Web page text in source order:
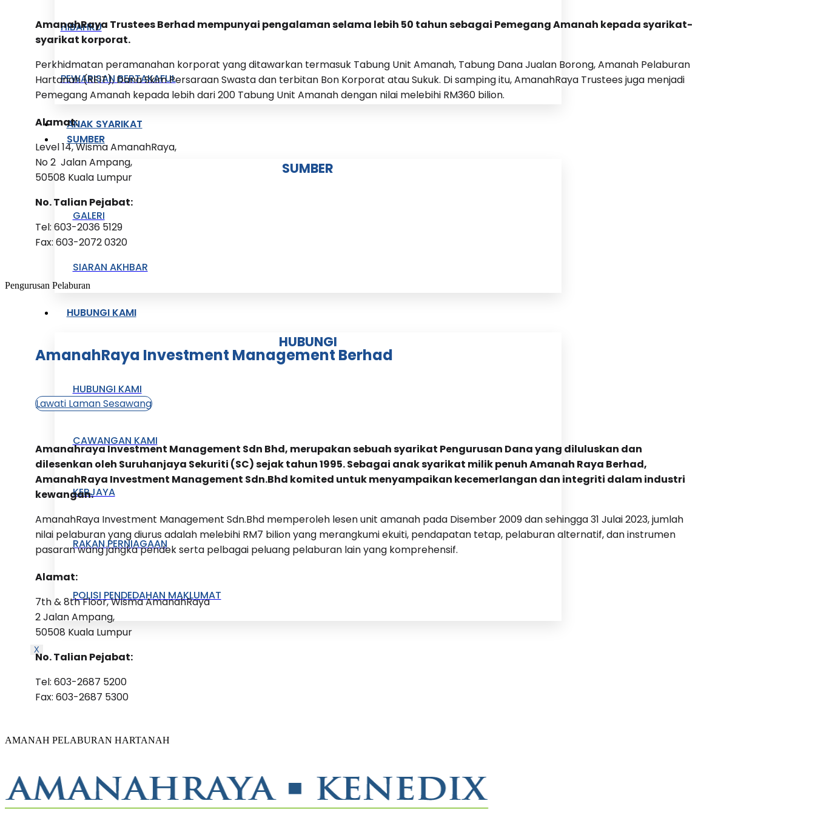
HIBAHKU
PEWARISAN BERTAKAFUL
ANAK SYARIKAT
SUMBER
SUMBER
GALERI
SIARAN AKHBAR
HUBUNGI KAMI
HUBUNGI
HUBUNGI KAMI
CAWANGAN KAMI
KERJAYA
RAKAN PERNIAGAAN
POLISI PENDEDAHAN MAKLUMAT
X
AmanahRaya Trustees Berhad mempunyai pengalaman selama lebih 50 tahun sebagai Pemegang Amanah kepada syarikat-
syarikat korporat.
Perkhidmatan peramanahan korporat yang ditawarkan termasuk Tabung Unit Amanah, Tabung Dana Jualan Borong, Amanah Pelaburan
Hartanah (REIT), Dana Skim Persaraan Swasta dan terbitan Bon Korporat atau Sukuk. Di samping itu, AmanahRaya Trustees juga menjadi
Pemegang Amanah kepada lebih dari 200 Tabung Unit Amanah dengan nilai melebihi RM360 bilion.
Alamat:
Level 14, Wisma AmanahRaya,
No 2 Jalan Ampang,
50508 Kuala Lumpur
No. Talian Pejabat:
Tel: 603-2036 5129
Fax: 603-2072 0320
Pengurusan Pelaburan
AmanahRaya Investment Management Berhad
Lawati Laman Sesawang
Amanahraya Investment Management Sdn Bhd, merupakan sebuah syarikat Pengurusan Dana yang diluluskan dan
dilesenkan oleh Suruhanjaya Sekuriti (SC) sejak tahun 1995. Sebagai anak syarikat milik penuh Amanah Raya Berhad,
AmanahRaya Investment Management Sdn.Bhd komited untuk menyampaikan kecemerlangan dan integriti dalam industri
kewangan.
AmanahRaya Investment Management Sdn.Bhd memperoleh lesen unit amanah pada Disember 2009 dan sehingga 31 Julai 2023, jumlah
nilai pelaburan yang diurus adalah melebihi RM7 bilion yang merangkumi ekuiti, pendapatan tetap, pelaburan alternatif, dan instrumen
pasaran wang jangka pendek serta pelbagai peluang pelaburan lain yang komprehensif.
Alamat:
7th & 8th Floor, Wisma AmanahRaya
2 Jalan Ampang,
50508 Kuala Lumpur
No. Talian Pejabat:
Tel: 603-2687 5200
Fax: 603-2687 5300
AMANAH PELABURAN HARTANAH